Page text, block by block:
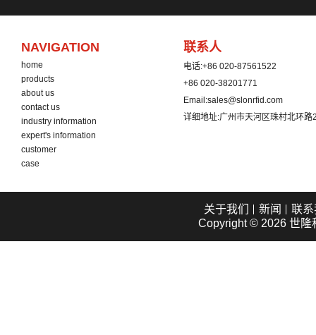
NAVIGATION
home
products
about us
contact us
industry information
expert's information
customer
case
联系人
电话:+86 020-87561522
+86 020-38201771
Email:sales@slonrfid.com
详细地址:广州市天河区珠村北环
关于我们 新闻
联
Copyright © 2026 世隆